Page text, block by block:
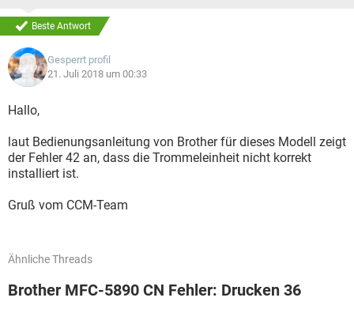
Beste Antwort
Gesperrt profil
21. Juli 2018 um 00:33
Hallo,
laut Bedienungsanleitung von Brother für dieses Modell zeigt
der Fehler 42 an, dass die Trommeleinheit nicht korrekt
installiert ist.
Gruß vom CCM-Team
Ähnliche Threads
Brother MFC-5890 CN Fehler: Drucken 36